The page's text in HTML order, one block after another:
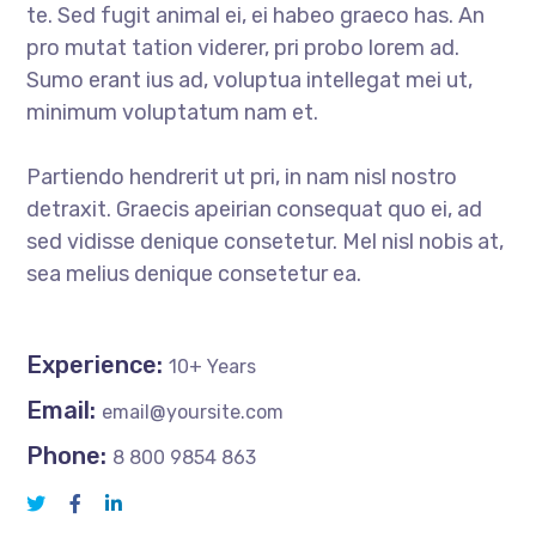
te. Sed fugit animal ei, ei habeo graeco has. An
pro mutat tation viderer, pri probo lorem ad.
Sumo erant ius ad, voluptua intellegat mei ut,
minimum voluptatum nam et.
Partiendo hendrerit ut pri, in nam nisl nostro
detraxit. Graecis apeirian consequat quo ei, ad
sed vidisse denique consetetur. Mel nisl nobis at,
sea melius denique consetetur ea.
Experience: 10+ Years
Email: email@yoursite.com
Phone: 8 800 9854 863